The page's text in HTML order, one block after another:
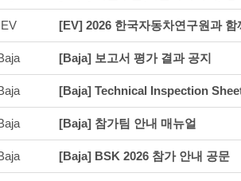
EV
[Baja] 보고서 평가 결과 공지
[Baja] Technical Inspection
[Baja] 참가팀 안내 매뉴얼
[Baja] BSK 2026 참가 안내 공문